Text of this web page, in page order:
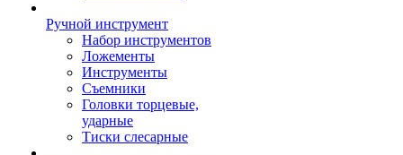
Ручной инструмент
Набор инструментов
Ложементы
Инструменты
Съемники
Головки торцевые,
ударные
Тиски слесарные